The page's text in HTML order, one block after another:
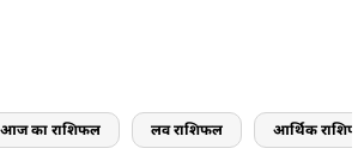
आज का राशिफल लव राशिफल आर्थिक